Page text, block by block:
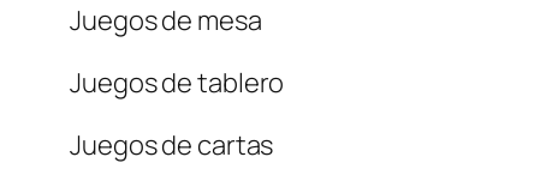
Juegos de mesa
Juegos de tablero
Juegos de cartas